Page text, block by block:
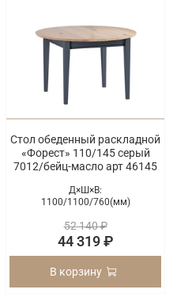
Стол обеденный раскладной
«Форест» 110/145 серый
7012/бейц-масло арт 46145
Д×Ш×В:
1100/1100/760(мм)
52 140 ₽
44 319 ₽
В корзину